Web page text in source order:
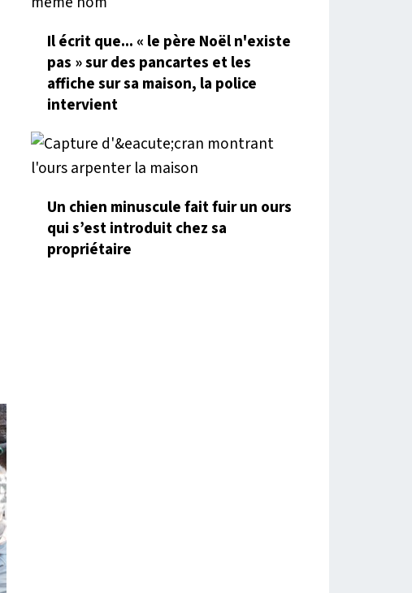
Il écrit que... « le père Noël n'existe
pas » sur des pancartes et les
affiche sur sa maison, la police
intervient
Un chien minuscule fait fuir un ours
qui s’est introduit chez sa
propriétaire